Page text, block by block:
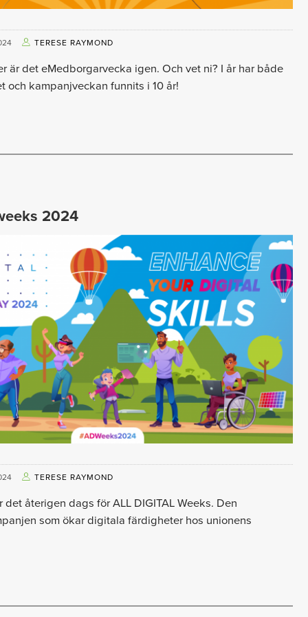
TERESE RAYMOND
är det eMedborgarvecka igen. Och vet ni? I år har både
och kampanjveckan funnits i 10 år!
2024
TERESE RAYMOND
det återigen dags för ALL DIGITAL Weeks. Den
som ökar digitala färdigheter hos unionens